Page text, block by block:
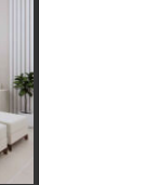
Tangga,